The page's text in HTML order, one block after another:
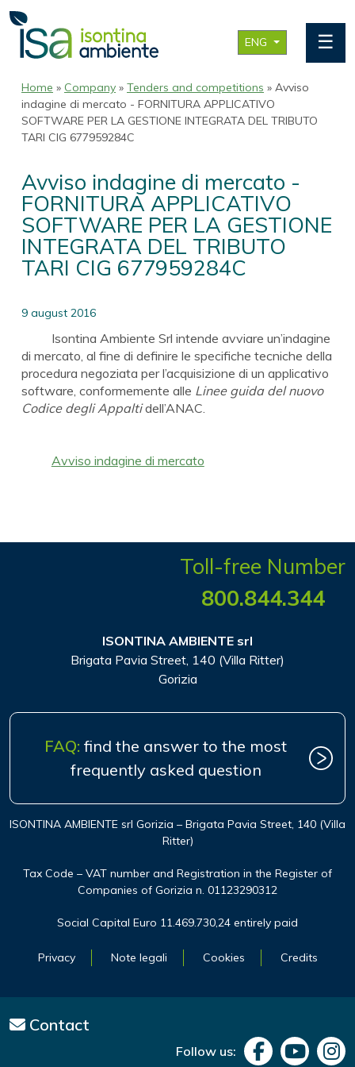
ENG ☰
Home » Company » Tenders and competitions » Avviso
indagine di mercato - FORNITURA APPLICATIVO
SOFTWARE PER LA GESTIONE INTEGRATA DEL TRIBUTO
TARI CIG 677959284C
Avviso indagine di mercato -
FORNITURA APPLICATIVO
SOFTWARE PER LA GESTIONE
INTEGRATA DEL TRIBUTO
TARI CIG 677959284C
9 august 2016
Isontina Ambiente Srl intende avviare un’indagine
di mercato, al fine di definire le specifiche tecniche della
procedura negoziata per l’acquisizione di un applicativo
software, conformemente alle Linee guida del nuovo
Codice degli Appaltidell’ANAC.
Avviso indagine di mercato
Toll-free Number
800.844.344
ISONTINA AMBIENTE srl
Brigata Pavia Street, 140 (Villa Ritter)
Gorizia
FAQ: find the answer to the most
frequently asked question
ISONTINA AMBIENTE srl Gorizia – Brigata Pavia Street, 140 (Villa
Ritter)
Tax Code – VAT number and Registration in the Register of
Companies of Gorizia n. 01123290312
Social Capital Euro 11.469.730,24 entirely paid
Privacy Note legali Cookies Credits
Contact
Follow us: